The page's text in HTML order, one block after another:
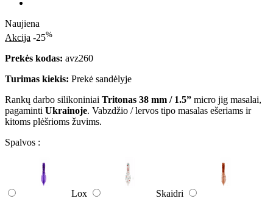
Naujiena
Akcija -25%
Prekės kodas: avz260
Turimas kiekis: Prekė sandėlyje
Rankų darbo silikoniniai Tritonas 38 mm / 1.5” micro jig masalai,
pagaminti Ukrainoje. Vabzdžio / lervos tipo masalas ešeriams ir
kitoms plėšrioms žuvims.
Spalvos :
Lox Skaidri